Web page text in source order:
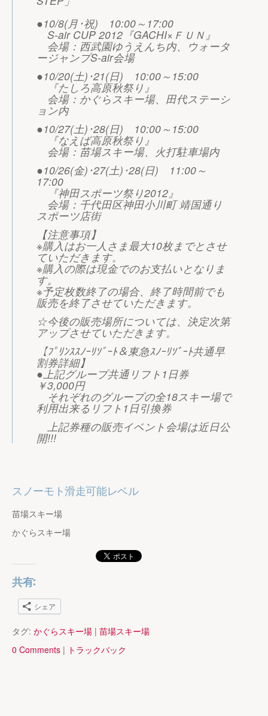
●10/8(月･祝) 10:00～17:00
S-air CUP 2012『GACHI×ＦＵＮ』
会場：西武園ゆうえんち内、ウォータ
ージャンプS-air会場
●10/20(土)･21(日) 10:00～15:00
『たしろ高原秋祭り』
会場：かぐらスキー場、田代ステーシ
ョン内
●10/27(土)･28(日) 10:00～15:00
『なえば高原秋祭り』
会場：苗場スキー場、火打駐車場内
●10/26(金)･27(土)･28(日) 11:00～
17:00
『神田スポーツ祭り2012』
会場：千代田区神田小川町 靖国通り
スポーツ店街
【注意事項】
※購入はお一人さま最大10枚までとさせ
ていただきます。
※購入の際は現金でのお支払いとなりま
す。
※予定枚数終了の場合、終了時間前でも
販売を終了させていただきます。
☆今後の販売場所については、決定次第
アップさせていただきます。
【ﾌﾟﾘﾝｽｽﾉｰﾘｿﾞｰﾄ＆東急ｽﾉｰﾘｿﾞｰﾄ共通早
割券詳細】
●上記グループ共通リフト1日券
￥3,000円
それぞれのグループの全18スキー場で
利用出来るリフト1日引換券
上記券種の販売イベント会場は近日公
開!!!
スノーモト滑走可能レベル
苗場スキー場
かぐらスキー場
共有:
シェア
タグ: かぐらスキー場 | 苗場スキー場
0 Comments | トラックバック